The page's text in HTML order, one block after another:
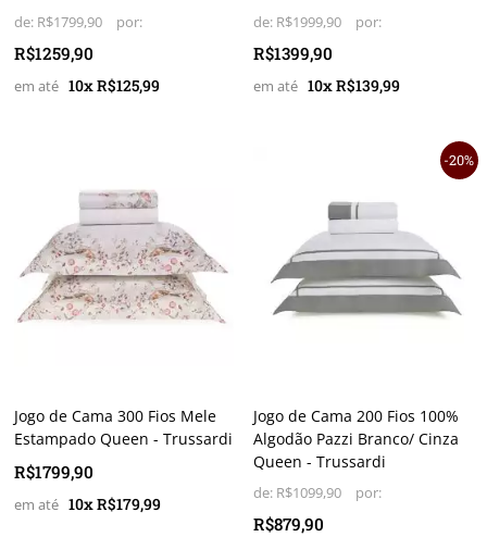
de: R$1799,90
R$1259,90
10x R$125,99
de: R$1999,90
R$1399,90
10x R$139,99
Jogo de Cama 300 Fios Mele
Estampado Queen - Trussardi
R$1799,90
10x R$179,99
Jogo de Cama 200 Fios 100%
Algodão Pazzi Branco/ Cinza
Queen - Trussardi
de: R$1099,90
R$879,90
20%